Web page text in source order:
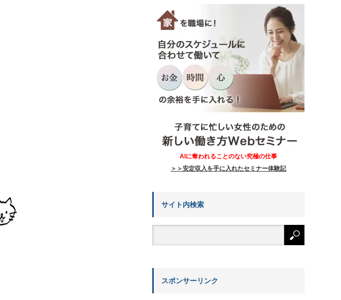
AIに奪われることのない究極の仕事
＞＞安定収入を手に入れたセミナー体験記
サイト内検索
スポンサーリンク